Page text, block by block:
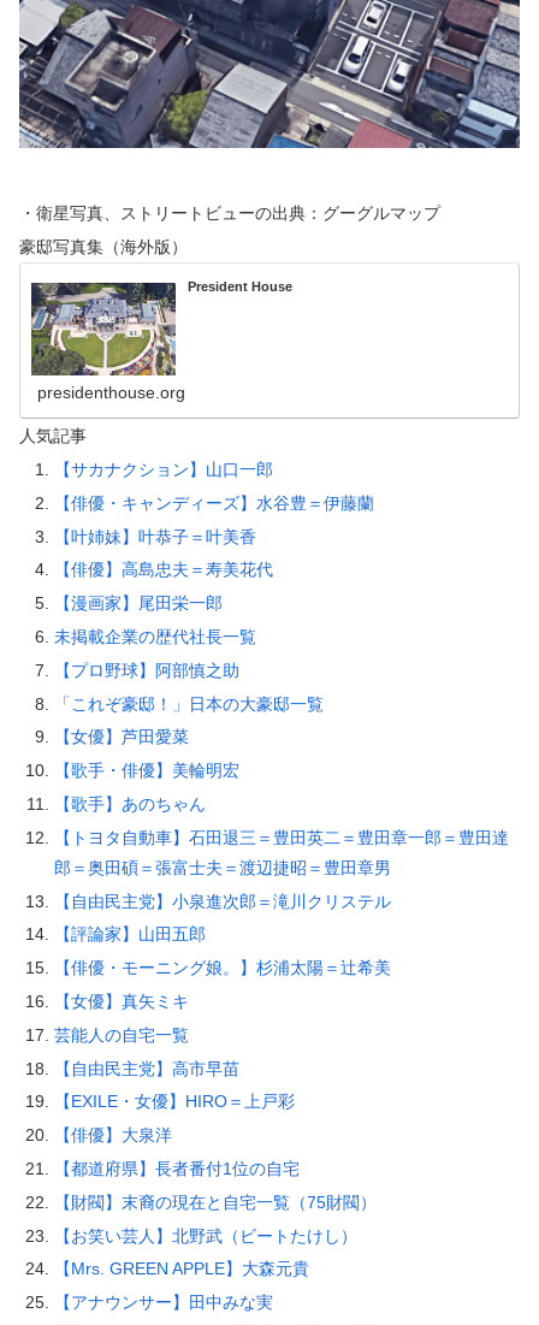
・衛星写真、ストリートビューの出典：グーグルマップ
豪邸写真集（海外版）
President House
presidenthouse.org
人気記事
【サカナクション】山口一郎
【俳優・キャンディーズ】水谷豊＝伊藤蘭
【叶姉妹】叶恭子＝叶美香
【俳優】高島忠夫＝寿美花代
【漫画家】尾田栄一郎
未掲載企業の歴代社長一覧
【プロ野球】阿部慎之助
「これぞ豪邸！」日本の大豪邸一覧
【女優】芦田愛菜
【歌手・俳優】美輪明宏
【歌手】あのちゃん
【トヨタ自動車】石田退三＝豊田英二＝豊田章一郎＝豊田達
郎＝奥田碩＝張富士夫＝渡辺捷昭＝豊田章男
【自由民主党】小泉進次郎＝滝川クリステル
【評論家】山田五郎
【俳優・モーニング娘。】杉浦太陽＝辻希美
【女優】真矢ミキ
芸能人の自宅一覧
【自由民主党】高市早苗
【EXILE・女優】HIRO＝上戸彩
【俳優】大泉洋
【都道府県】長者番付1位の自宅
【財閥】末裔の現在と自宅一覧（75財閥）
【お笑い芸人】北野武（ビートたけし）
【Mrs. GREEN APPLE】大森元貴
【アナウンサー】田中みな実